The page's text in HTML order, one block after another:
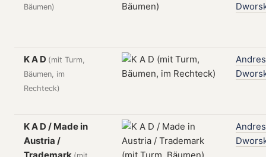
Bäumen)
K A D (mit Turm,
Bäumen, im
Rechteck)
Andres
K A D / Made in
Austria /
Andres